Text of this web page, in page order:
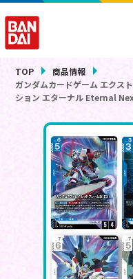
TOP
商品情報
ガンダムカードゲーム エクス
ション エターナル Eternal